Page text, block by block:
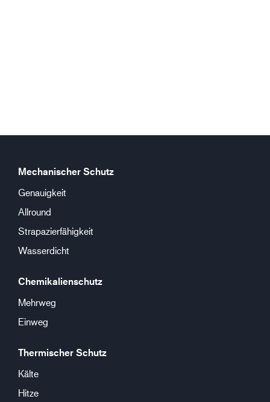
Mechanischer Schutz
Genauigkeit
Allround
Strapazierfähigkeit
Wasserdicht
Chemikalienschutz
Mehrweg
Einweg
Thermischer Schutz
Kälte
Hitze